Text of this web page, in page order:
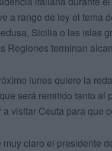
a rango de ley el tema
Sicilia o las islas
Regiones terminan
lunes quiere la
será remitido tanto
visitar Ceuta para que
muy claro el presidente